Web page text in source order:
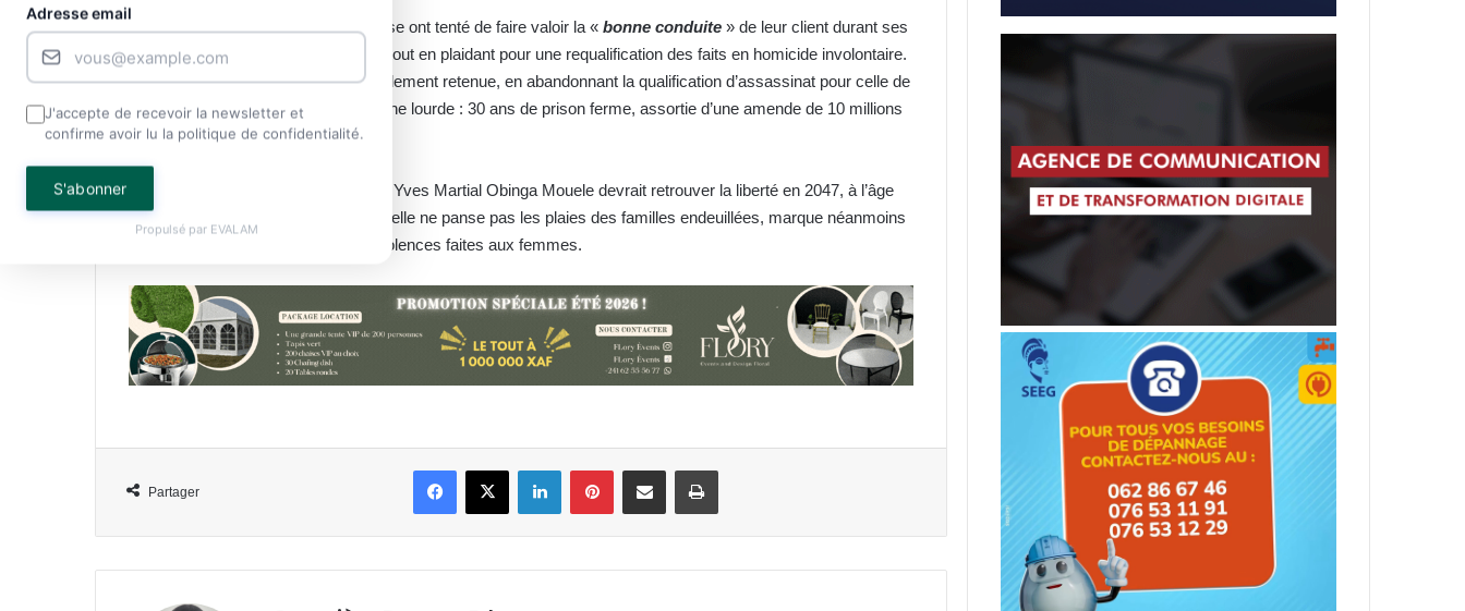
De leur côté, les avocats de la défense ont tenté de faire valoir la « bonne conduite » de leur client durant ses
huit années de détention préventive, tout en plaidant pour une requalification des faits en homicide involontaire.
Une thèse que la Cour n’a que partiellement retenue, en abandonnant la qualification d’assassinat pour celle de
meurtre, mais en prononçant une peine lourde : 30 ans de prison ferme, assortie d’une amende de 10 millions
de FCFA.
Sauf remise de peine exceptionnelle, Yves Martial Obinga Mouele devrait retrouver la liberté en 2047, à l’âge
de 88 ans. Une condamnation qui, si elle ne panse pas les plaies des familles endeuillées, marque néanmoins
un signal fort contre l’impunité des violences faites aux femmes.
Partager
FacebookX LinkedinPinterestPartager par email Imprimer
Gabon : le gouvernement peaufine
les derniers préparatifs des fêtes
nationales d’août
Gabon : Libreville hôte de l’Atelier
BAC 2026 : 100 % de taux de
réussite à la prison centrale de
Port-Gentil
Adresse email
J'accepte de recevoir la newsletter et
confirme avoir lu la politique de confidentialité.
S'abonner
Propulsé par EVALAM